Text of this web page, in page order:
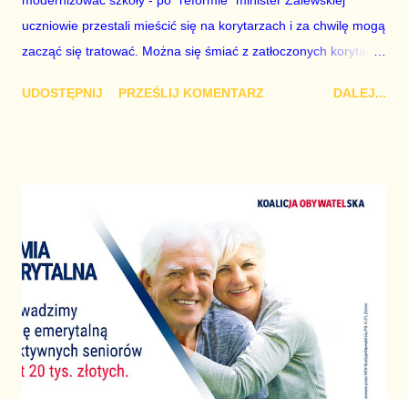
uczniowie przestali mieścić się na korytarzach i za chwilę mogą
zacząć się tratować. Można się śmiać z zatłoczonych korytarzy
naprawdę to jest dramat. Jak w tych warunkach cokolwiek
im należy się w nowych szkolnych realiach największe
wsparcie . Dla nas wszystkich to zaś unikatowa na skalę
kontynentu okazja obserwować i opisywać skutki dojście do
władzy ludzi niebezpiecznych z powodu swojej głupoty. Z
własnego doświadczenia wiem, że liceum trzeba po prostu
przeżyć. Dopiero na studiach wszystko zaczyna mieć sens. To
jest przepaść - kultury, jakości, atmosfery. Co na to rząd? Szef
MEN Dariusz Pintkowski mówi dziennikarzom, że c...
UDOSTĘPNIJ PRZEŚLIJ KOMENTARZ DALEJ...